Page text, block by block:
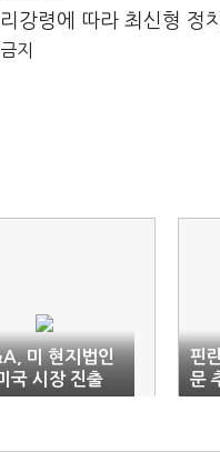
강령에 따라 최신형 정
지
미 현지법인
국 시장 진출
’
핀
문
우